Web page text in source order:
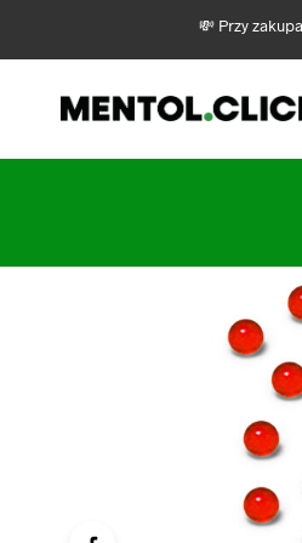
💸 Przy